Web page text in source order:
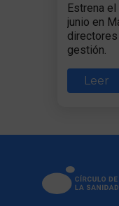
Estrena
junio en
gestión.
Leer